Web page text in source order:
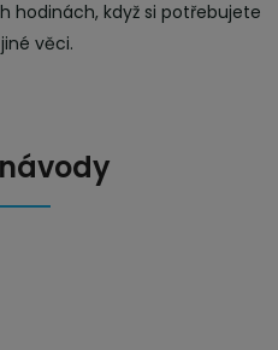
hodinách, když si potřebujete
věci.